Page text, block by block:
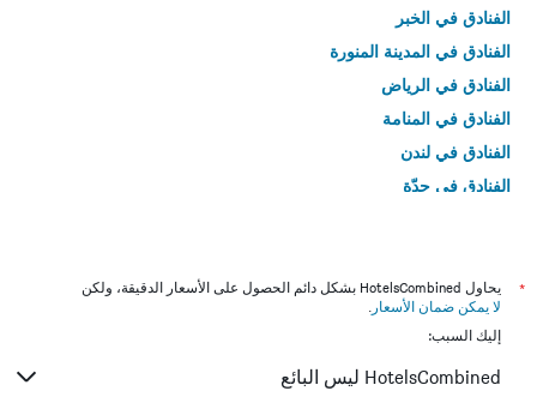
الفنادق في الخبر
الفنادق في المدينة المنورة
الفنادق في الرياض
الفنادق في المنامة
الفنادق في لندن
الفنادق في جدّة
*
يحاول HotelsCombined بشكل دائم الحصول على الأسعار الدقيقة، ولكن
لا يمكن ضمان الأسعار .
إليك السبب:
HotelsCombined ليس البائع